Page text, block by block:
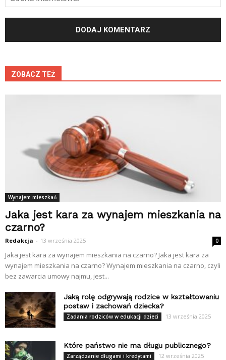
ZOBACZ TEŻ
Wynajem mieszkań
Jaka jest kara za wynajem mieszkania na
czarno?
Redakcja - 13 września 2025 0
Jaka jest kara za wynajem mieszkania na czarno? Jaka jest kara za
wynajem mieszkania na czarno? Wynajem mieszkania na czarno, czyli
bez zawarcia umowy najmu, jest...
Jaką rolę odgrywają rodzice w kształtowaniu
postaw i zachowań dziecka?
Zadania rodziców w edukacji dzieci 13 września 2025
Które państwo nie ma długu publicznego?
Zarządzanie długami i kredytami 12 września 2025